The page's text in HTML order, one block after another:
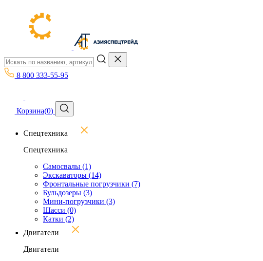
8 800 333-55-95
Корзина(0)
Спецтехника
Спецтехника
Самосвалы (1)
Экскаваторы (14)
Фронтальные погрузчики (7)
Бульдозеры (3)
Мини-погрузчики (3)
Шасси (0)
Катки (2)
Двигатели
Двигатели